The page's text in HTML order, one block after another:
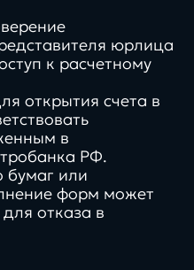
юрлица
к расчетному
открытия счета в
в
РФ.
бумаг или
форм может
отказа в